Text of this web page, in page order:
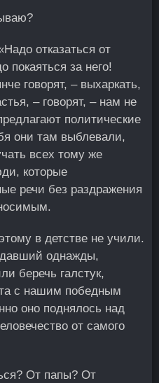
отказаться от
покаяться за него!
говорят, – выхаркать,
– говорят, – нам не
политические
они там выблевали,
всех тому же
которые
речи без раздражения
в детстве не учили.
однажды,
беречь галстук,
с нашим победным
оно поднялось над
от самого
От папы? От